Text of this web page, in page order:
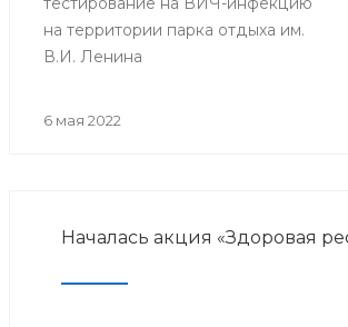
на территории парка отдыха им.
В.И. Ленина
6 мая 2022
Началась акция «Здоровая